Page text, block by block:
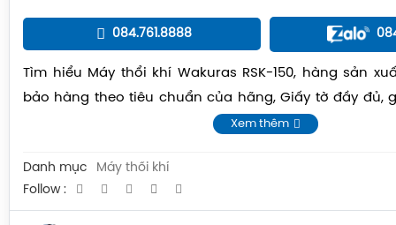
084.761.8888
Tìm hiểu Máy thổi khí Wakuras RSK-150, hàng sản
bảo hàng theo tiêu chuẩn của hãng, Giấy tờ đầy đủ,
Xem thêm
Danh mục
Máy thổi khí
Follow :